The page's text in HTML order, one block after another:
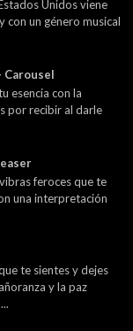
Unidos viene
con un género musical
Carousel
esencia con la
por recibir al darle
feroces que te
una interpretación
te sientes y dejes
y la paz